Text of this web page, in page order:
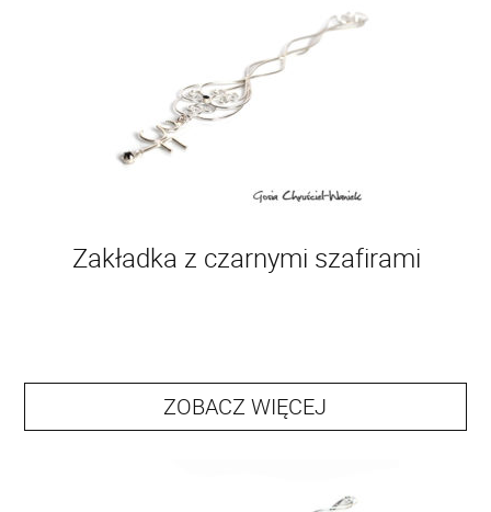
Zakładka z czarnymi szafirami
ZOBACZ WIĘCEJ